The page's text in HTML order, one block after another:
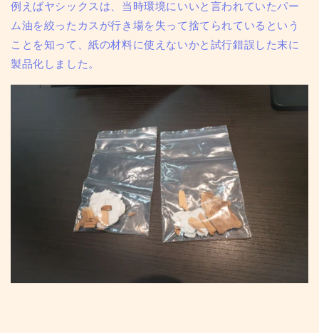
例えばヤシックスは、当時環境にいいと言われていたパー
ム油を絞ったカスが行き場を失って捨てられているという
ことを知って、紙の材料に使えないかと試行錯誤した末に
製品化しました。